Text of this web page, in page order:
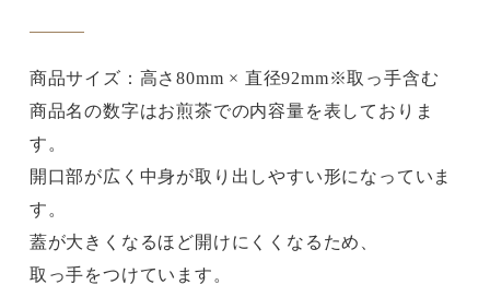
商品サイズ：高さ80mm × 直径92mm※取っ手含む
商品名の数字はお煎茶での内容量を表しておりま
す。
開口部が広く中身が取り出しやすい形になっていま
す。
蓋が大きくなるほど開けにくくなるため、
取っ手をつけています。